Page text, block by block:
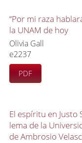
“Por mi raza
la UNAM de hoy
Olivia Gall
e2237
PDF
El espíritu en Justo
lema de la
de Ambrosio